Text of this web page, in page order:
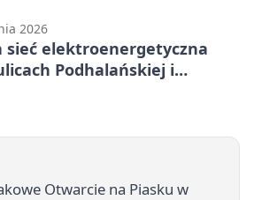
2026
sieć elektroenergetyczna
Podhalańskiej i
Otwarcie na Piasku w